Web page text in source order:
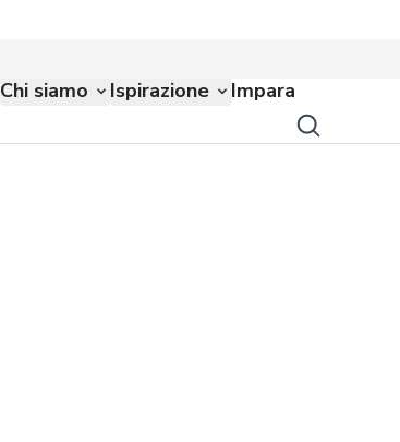
Chi siamo Ispirazione Impara